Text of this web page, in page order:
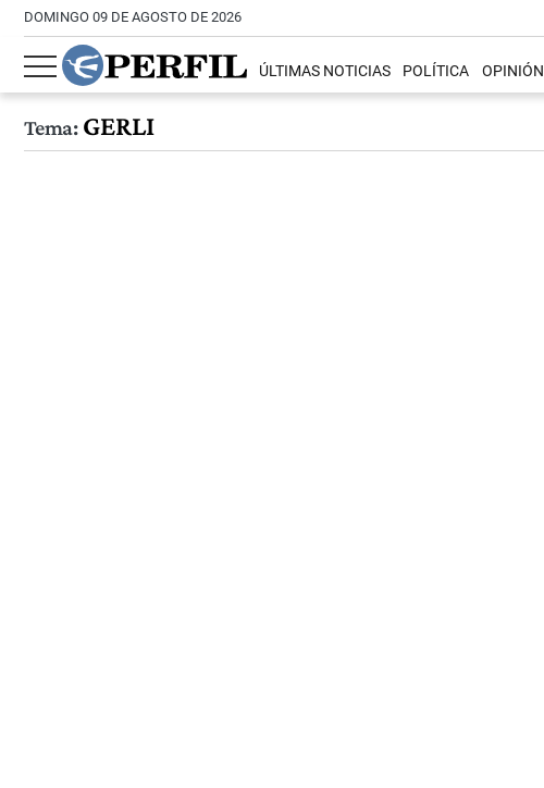
DOMINGO 09 DE AGOSTO DE 2026
ÚLTIMAS NOTICIAS POLÍTICA OPINIÓN
Tema:GERLI